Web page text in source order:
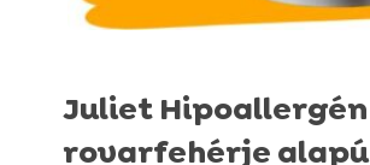
Juliet Hipoallergén
rovarfehérje alapú